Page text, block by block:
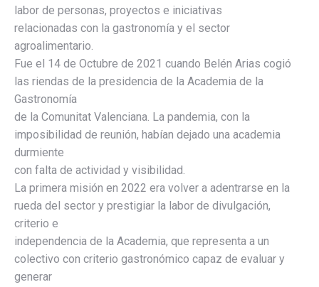
labor de personas, proyectos e iniciativas
relacionadas con la gastronomía y el sector
agroalimentario.
Fue el 14 de Octubre de 2021 cuando Belén Arias cogió
las riendas de la presidencia de la Academia de la
Gastronomía
de la Comunitat Valenciana. La pandemia, con la
imposibilidad de reunión, habían dejado una academia
durmiente
con falta de actividad y visibilidad.
La primera misión en 2022 era volver a adentrarse en la
rueda del sector y prestigiar la labor de divulgación,
criterio e
independencia de la Academia, que representa a un
colectivo con criterio gastronómico capaz de evaluar y
generar